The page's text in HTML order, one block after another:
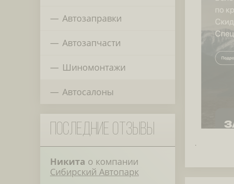
Автозаправки
Автозапчасти
Шиномонтажи
Автосалоны
Последние отзывы
Никита о компании
Сибирский Автопарк
.